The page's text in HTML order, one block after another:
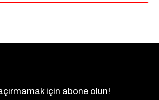
için abone olun!